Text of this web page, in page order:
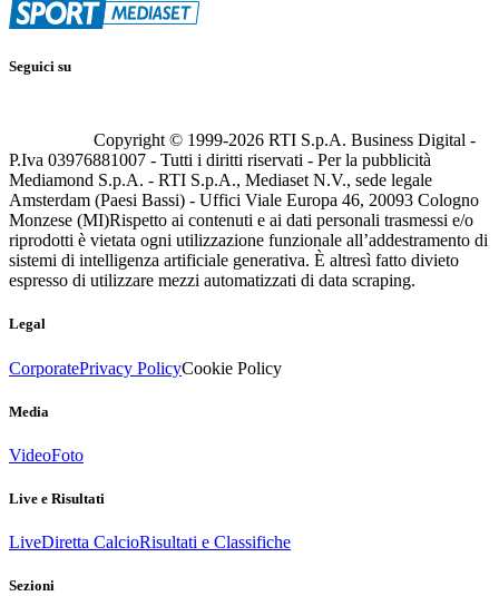
Seguici su
Copyright © 1999-2026 RTI S.p.A. Business Digital -
P.Iva 03976881007 - Tutti i diritti riservati - Per la pubblicità
Mediamond S.p.A. - RTI S.p.A., Mediaset N.V., sede legale
Amsterdam (Paesi Bassi) - Uffici Viale Europa 46, 20093 Cologno
Monzese (MI)Rispetto ai contenuti e ai dati personali trasmessi e/o
riprodotti è vietata ogni utilizzazione funzionale all’addestramento di
sistemi di intelligenza artificiale generativa. È altresì fatto divieto
espresso di utilizzare mezzi automatizzati di data scraping.
Legal
CorporatePrivacy PolicyCookie Policy
Media
VideoFoto
Live e Risultati
LiveDiretta CalcioRisultati e Classifiche
Sezioni